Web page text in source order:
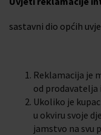
sastavni dio općih
Reklamacija je
od prodavatelja
Ukoliko je
u okviru svoje
jamstvo na svu